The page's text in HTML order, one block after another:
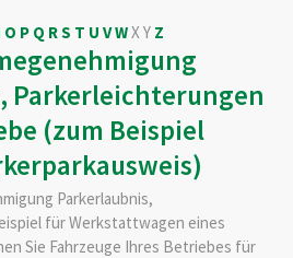
O P Q RS T U VWXY Z
Parkerleichterungen
(zum Beispiel
Parkerlaubnis,
für Werkstattwagen eines
Sie Fahrzeuge Ihres Betriebes für